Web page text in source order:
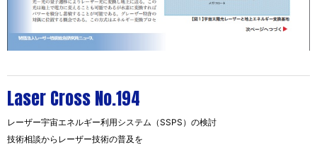
Laser Cross No.194
レーザー宇宙エネルギー利用システム（SSPS）の検討
技術相談からレーザー技術の普及を